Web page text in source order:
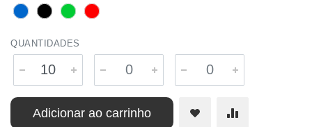
QUANTIDADES
Adicionar ao carrinho